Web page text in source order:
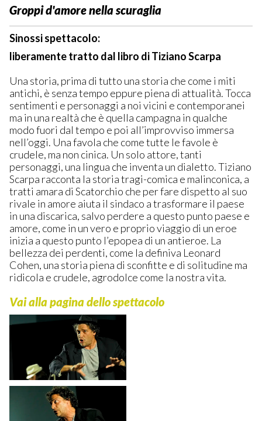
Groppi d'amore nella scuraglia
Sinossi spettacolo:
liberamente tratto dal libro di Tiziano Scarpa
Una storia, prima di tutto una storia che come i miti
antichi, è senza tempo eppure piena di attualità. Tocca
sentimenti e personaggi a noi vicini e contemporanei
ma in una realtà che è quella campagna in qualche
modo fuori dal tempo e poi all’improvviso immersa
nell’oggi. Una favola che come tutte le favole è
crudele, ma non cinica. Un solo attore, tanti
personaggi, una lingua che inventa un dialetto. Tiziano
Scarpa racconta la storia tragi-comica e malinconica, a
tratti amara di Scatorchio che per fare dispetto al suo
rivale in amore aiuta il sindaco a trasformare il paese
in una discarica, salvo perdere a questo punto paese e
amore, come in un vero e proprio viaggio di un eroe
inizia a questo punto l’epopea di un antieroe. La
bellezza dei perdenti, come la definiva Leonard
Cohen, una storia piena di sconfitte e di solitudine ma
ridicola e crudele, agrodolce come la nostra vita.
Vai alla pagina dello spettacolo